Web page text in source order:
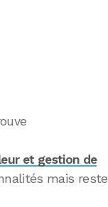
et gestion de
mais reste